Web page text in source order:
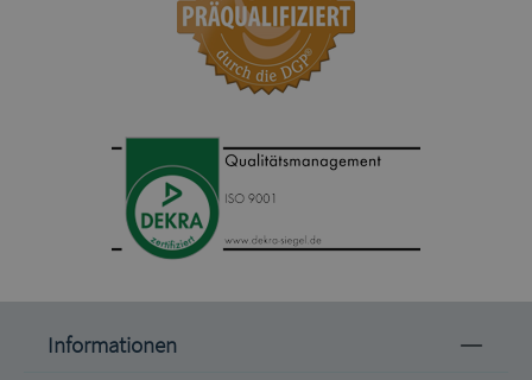
Informationen